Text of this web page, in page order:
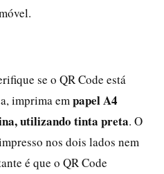
se o QR Code está
imprima em papel A4
utilizando tinta preta. O
nos dois lados nem
é que o QR Code